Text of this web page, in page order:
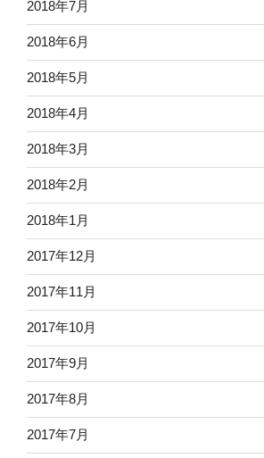
2018年7月
2018年6月
2018年5月
2018年4月
2018年3月
2018年2月
2018年1月
2017年12月
2017年11月
2017年10月
2017年9月
2017年8月
2017年7月